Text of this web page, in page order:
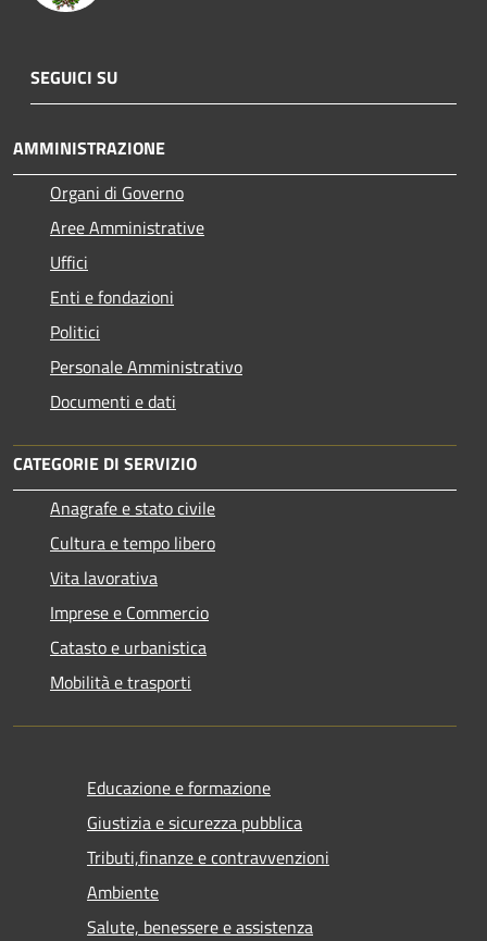
SEGUICI SU
AMMINISTRAZIONE
Organi di Governo
Aree Amministrative
Uffici
Enti e fondazioni
Politici
Personale Amministrativo
Documenti e dati
CATEGORIE DI SERVIZIO
Anagrafe e stato civile
Cultura e tempo libero
Vita lavorativa
Imprese e Commercio
Catasto e urbanistica
Mobilità e trasporti
Educazione e formazione
Giustizia e sicurezza pubblica
Tributi,finanze e contravvenzioni
Ambiente
Salute, benessere e assistenza